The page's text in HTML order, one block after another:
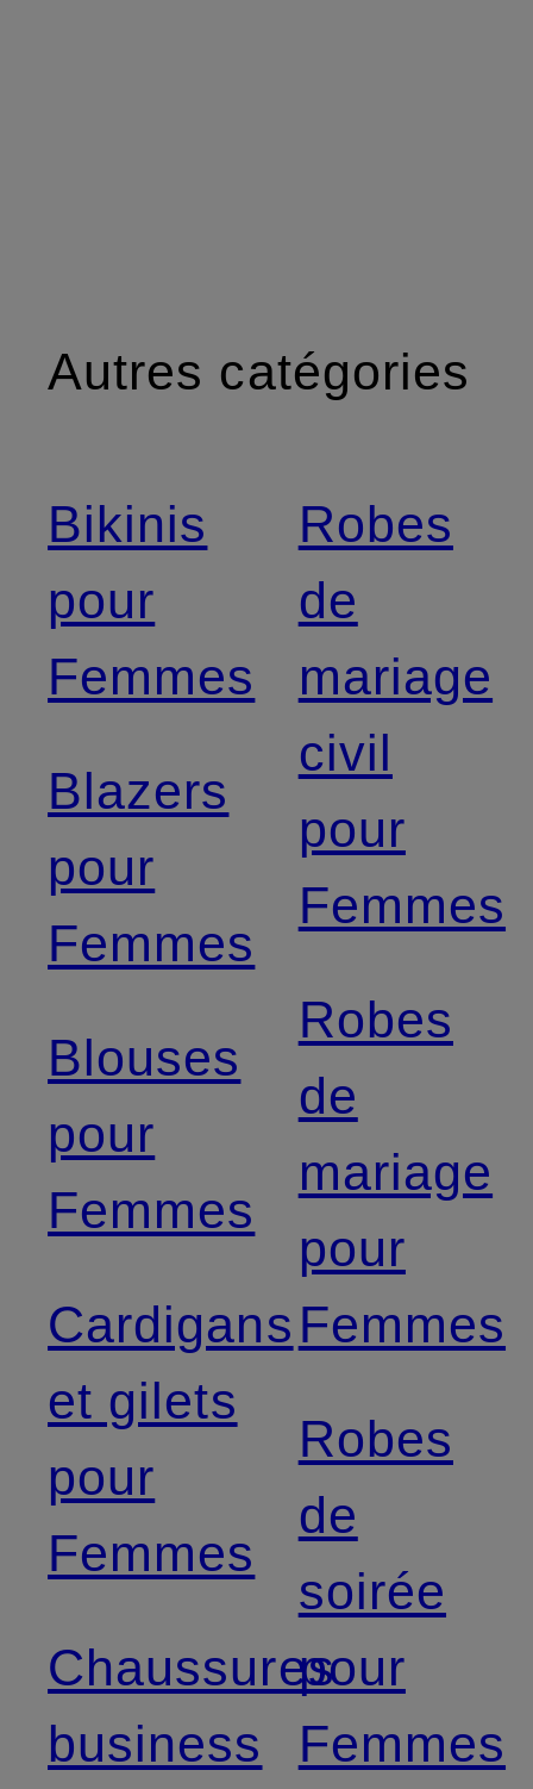
Autres catégories
Bikinis
pour
Femmes
Blazers
pour
Femmes
Blouses
pour
Femmes
Cardigans
et gilets
pour
Femmes
Chaussures
business
Robes
de
mariage
civil
pour
Femmes
Robes
de
mariage
pour
Femmes
Robes
de
soirée
pour
Femmes